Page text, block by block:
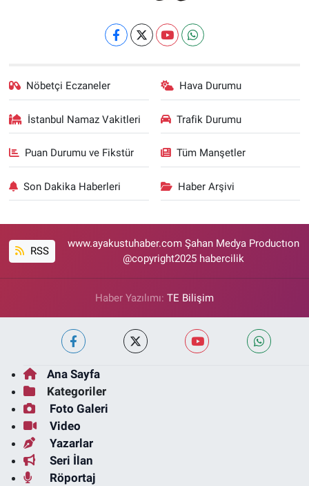
Nöbetçi Eczaneler Hava Durumu
İstanbul Namaz Vakitleri Trafik Durumu
Puan Durumu ve Fikstür Tüm Manşetler
Son Dakika Haberleri Haber Arşivi
RSS
www.ayakustuhaber.com Şahan Medya Productıon
@copyright2025 habercilik
Haber Yazılımı: TE Bilişim
Ana Sayfa
Kategoriler
Foto Galeri
Video
Yazarlar
Seri İlan
Röportaj